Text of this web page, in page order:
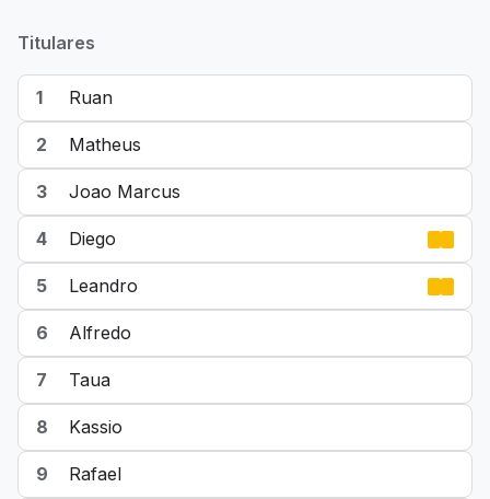
Titulares
1 Ruan
2 Matheus
3 Joao Marcus
4 Diego
5 Leandro
6 Alfredo
7 Taua
8 Kassio
9 Rafael